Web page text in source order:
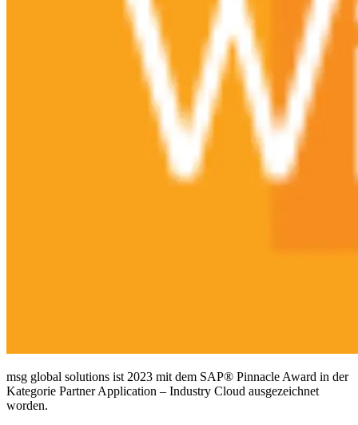
msg global solutions ist 2023 mit dem SAP® Pinnacle Award in der
Kategorie Partner Application – Industry Cloud ausgezeichnet
worden.